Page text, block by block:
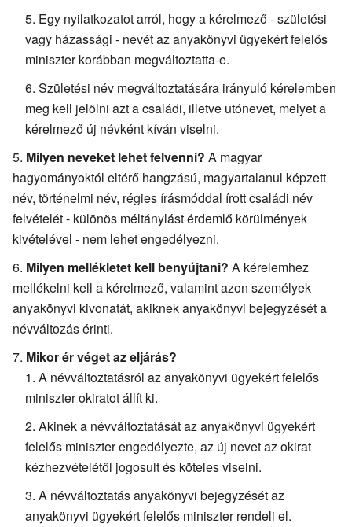
Egy nyilatkozatot arról, hogy a kérelmező - születési
vagy házassági - nevét az anyakönyvi ügyekért felelős
miniszter korábban megváltoztatta-e.
Születési név megváltoztatására irányuló kérelemben
meg kell jelölni azt a családi, illetve utónevet, melyet a
kérelmező új névként kíván viselni.
Milyen neveket lehet felvenni? A magyar
hagyományoktól eltérő hangzású, magyartalanul képzett
név, történelmi név, régies írásmóddal írott családi név
felvételét - különös méltánylást érdemlő körülmények
kivételével - nem lehet engedélyezni.
Milyen mellékletet kell benyújtani? A kérelemhez
mellékelni kell a kérelmező, valamint azon személyek
anyakönyvi kivonatát, akiknek anyakönyvi bejegyzését a
névváltozás érinti.
Mikor ér véget az eljárás?
A névváltoztatásról az anyakönyvi ügyekért felelős
miniszter okiratot állít ki.
Akinek a névváltoztatását az anyakönyvi ügyekért
felelős miniszter engedélyezte, az új nevet az okirat
kézhezvételétől jogosult és köteles viselni.
A névváltoztatás anyakönyvi bejegyzését az
anyakönyvi ügyekért felelős miniszter rendeli el.